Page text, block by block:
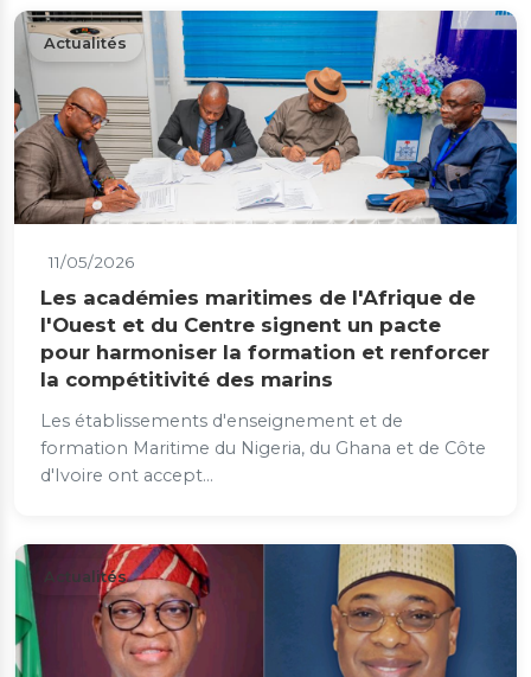
Actualités
11/05/2026
Les académies maritimes de l'Afrique de
l'Ouest et du Centre signent un pacte
pour harmoniser la formation et renforcer
la compétitivité des marins
Les établissements d'enseignement et de
formation Maritime du Nigeria, du Ghana et de Côte
d'Ivoire ont accept...
Actualités